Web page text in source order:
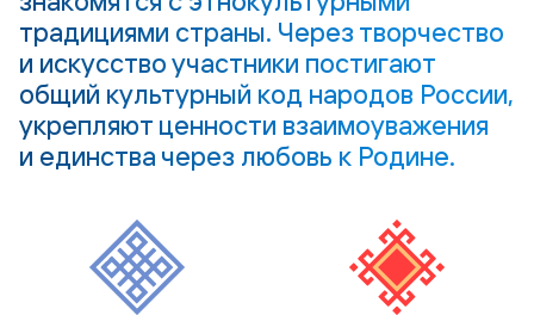
традициями страны. Через творчество
и искусство участники постигают
общий культурный код народов России,
укрепляют ценности взаимоуважения
и единства через любовь к Родине.